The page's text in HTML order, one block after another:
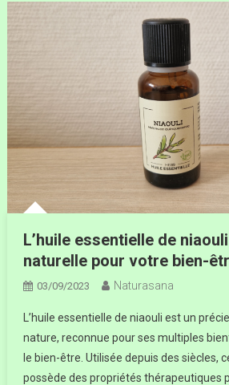
L’huile essentielle de
naturelle pour votre bien-
03/09/2023 Naturasana
L’huile essentielle de niaouli est un
nature, reconnue pour ses multiples
le bien-être. Utilisée depuis des siècles,
possède des propriétés thérapeutiques